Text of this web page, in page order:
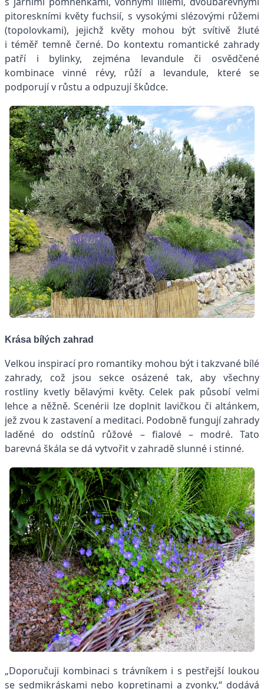
pitoreskními květy fuchsií, s vysokými slézovými růžemi
(topolovkami), jejichž květy mohou být svítivě žluté
i téměř temně černé. Do kontextu romantické zahrady
patří i bylinky, zejména levandule či osvědčené
kombinace vinné révy, růží a levandule, které se
podporují v růstu a odpuzují škůdce.
Krása bílých zahrad
Velkou inspirací pro romantiky mohou být i takzvané bílé
zahrady, což jsou sekce osázené tak, aby všechny
rostliny kvetly bělavými květy. Celek pak působí velmi
lehce a něžně. Scenérii lze doplnit lavičkou či altánkem,
jež zvou k zastavení a meditaci. Podobně fungují zahrady
laděné do odstínů růžové – fialové – modré. Tato
barevná škála se dá vytvořit v zahradě slunné i stinné.
„Doporučuji kombinaci s trávníkem i s pestřejší loukou
se sedmikráskami nebo kopretinami a zvonky,“ dodává